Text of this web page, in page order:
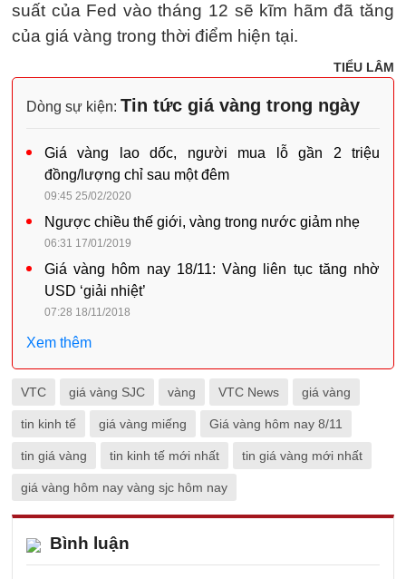
suất của Fed vào tháng 12 sẽ kĩm hãm đã tăng
của giá vàng trong thời điểm hiện tại.
TIỂU LÂM
Dòng sự kiện: Tin tức giá vàng trong ngày
Giá vàng lao dốc, người mua lỗ gần 2 triệu
đồng/lượng chỉ sau một đêm
09:45 25/02/2020
Ngược chiều thế giới, vàng trong nước giảm nhẹ
06:31 17/01/2019
Giá vàng hôm nay 18/11: Vàng liên tục tăng nhờ
USD ‘giải nhiệt’
07:28 18/11/2018
Xem thêm
VTC giá vàng SJC vàng VTC News giá vàng
tin kinh tế giá vàng miếng Giá vàng hôm nay 8/11
tin giá vàng tin kinh tế mới nhất tin giá vàng mới nhất
giá vàng hôm nay vàng sjc hôm nay
Bình luận